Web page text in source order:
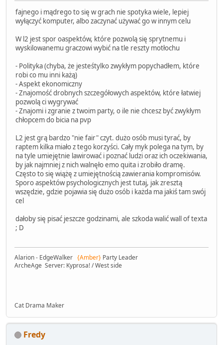
fajnego i mądrego to się w grach nie spotyka wiele, lepiej
wyłączyć komputer, albo zaczynać używać go w innym celu
W l2 jest spor oaspektów, które pozwolą się sprytnemu i
wyskilowanemu graczowi wybić na tle reszty motłochu
- Polityka (chyba, że jesteśtylko zwykłym popychadłem, które
robi co mu inni każą)
- Aspekt ekonomiczny
- Znajomość drobnych szczegółowych aspektów, które łatwiej
pozwolą ci wygrywać
- Znajomi i zgranie z twoim party, o ile nie chcesz być zwykłym
chłopcem do bicia na pvp
L2 jest grą bardzo "nie fair" czyt. dużo osób musi tyrać, by
raptem kilka miało z tego korzyści. Cały myk polega na tym, by
na tyle umiejętnie lawirować i poznać ludzi oraz ich oczekiwania,
by jak najmniej z nich walnęło emo quita i zrobiło dramę.
Często to się wiążę z umiejętnością zawierania kompromisów.
Sporo aspektów psychologicznych jest tutaj, jak zresztą
wszędzie, gdzie pojawia się dużo osób i każda ma jakiś tam swój
cel
dałoby się pisać jeszcze godzinami, ale szkoda walić wall of texta
; D
Alarion - EdgeWalker {Amber} Party Leader
ArcheAge Server: Kyprosa! / West side
Cat Drama Maker
Fredy